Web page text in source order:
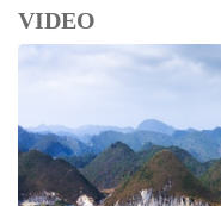
VIDEO